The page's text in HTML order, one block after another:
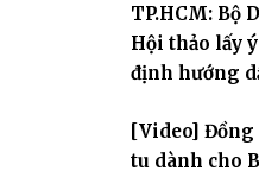
chỗ khu vực VII, VIII và trường
TP.HCM: Bộ
Hội thảo lấy
định hướng
[Video] Đồng
tu dành cho